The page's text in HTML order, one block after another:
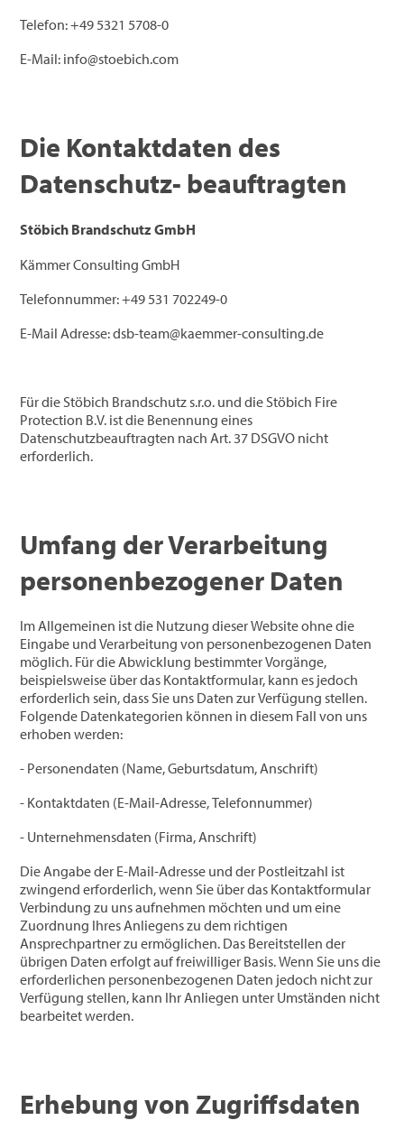
Telefon: +49 5321 5708-0
E-Mail: info@stoebich.com
Die Kontaktdaten des
Datenschutz- beauftragten
Stöbich Brandschutz GmbH
Kämmer Consulting GmbH
Telefonnummer: +49 531 702249-0
E-Mail Adresse: dsb-team@kaemmer-consulting.de
Für die Stöbich Brandschutz s.r.o. und die Stöbich Fire
Protection B.V. ist die Benennung eines
Datenschutzbeauftragten nach Art. 37 DSGVO nicht
erforderlich.
Umfang der Verarbeitung
personenbezogener Daten
Im Allgemeinen ist die Nutzung dieser Website ohne die
Eingabe und Verarbeitung von personenbezogenen Daten
möglich. Für die Abwicklung bestimmter Vorgänge,
beispielsweise über das Kontaktformular, kann es jedoch
erforderlich sein, dass Sie uns Daten zur Verfügung stellen.
Folgende Datenkategorien können in diesem Fall von uns
erhoben werden:
- Personendaten (Name, Geburtsdatum, Anschrift)
- Kontaktdaten (E-Mail-Adresse, Telefonnummer)
- Unternehmensdaten (Firma, Anschrift)
Die Angabe der E-Mail-Adresse und der Postleitzahl ist
zwingend erforderlich, wenn Sie über das Kontaktformular
Verbindung zu uns aufnehmen möchten und um eine
Zuordnung Ihres Anliegens zu dem richtigen
Ansprechpartner zu ermöglichen. Das Bereitstellen der
übrigen Daten erfolgt auf freiwilliger Basis. Wenn Sie uns die
erforderlichen personenbezogenen Daten jedoch nicht zur
Verfügung stellen, kann Ihr Anliegen unter Umständen nicht
bearbeitet werden.
Erhebung von Zugriffsdaten